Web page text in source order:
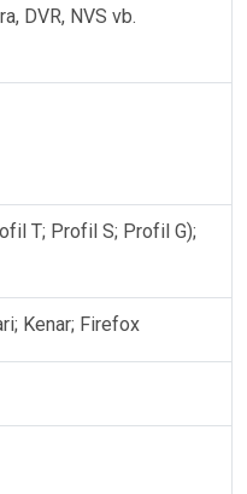
DVR, NVS vb.
T; Profil S; Profil G);
Kenar; Firefox